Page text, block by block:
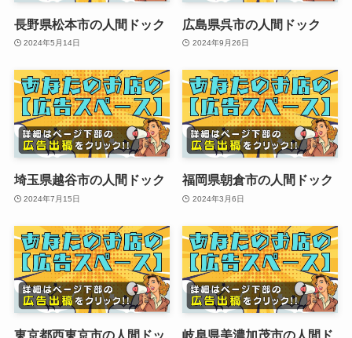
長野県松本市の人間ドック
2024年5月14日
広島県呉市の人間ドック
2024年9月26日
埼玉県越谷市の人間ドック
2024年7月15日
福岡県朝倉市の人間ドック
2024年3月6日
東京都西東京市の人間ドッ 岐阜県美濃加茂市の人間ド